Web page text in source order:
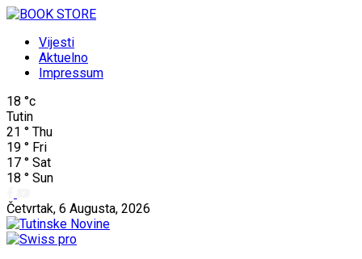
Vijesti
Aktuelno
Impressum
18 °c
Tutin
21 ° Thu
19 ° Fri
17 ° Sat
18 ° Sun
Četvrtak, 6 Augusta, 2026